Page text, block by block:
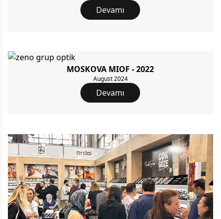
Devamı
MOSKOVA MIOF - 2022
August 2024
Devamı